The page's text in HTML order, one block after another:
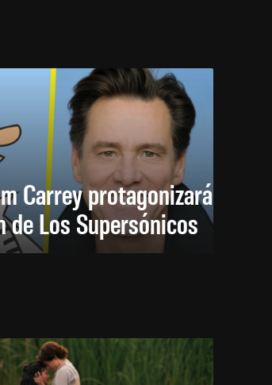
Carrey protagonizará
Los Supersónicos